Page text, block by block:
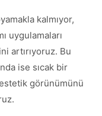
kalmıyor,
uygulamaları
artırıyoruz. Bu
ise sıcak bir
görünümünü